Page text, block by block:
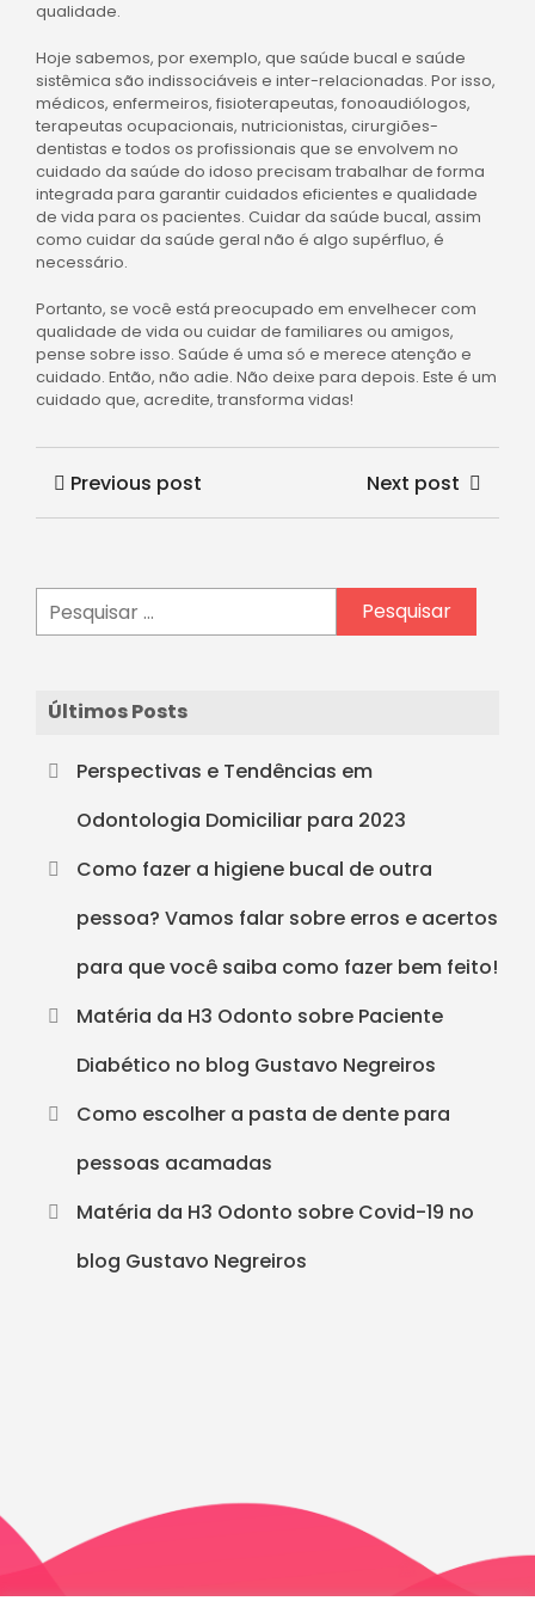
qualidade.
Hoje sabemos, por exemplo, que saúde bucal e saúde
sistêmica são indissociáveis e inter-relacionadas. Por isso,
médicos, enfermeiros, fisioterapeutas, fonoaudiólogos,
terapeutas ocupacionais, nutricionistas, cirurgiões-
dentistas e todos os profissionais que se envolvem no
cuidado da saúde do idoso precisam trabalhar de forma
integrada para garantir cuidados eficientes e qualidade
de vida para os pacientes. Cuidar da saúde bucal, assim
como cuidar da saúde geral não é algo supérfluo, é
necessário.
Portanto, se você está preocupado em envelhecer com
qualidade de vida ou cuidar de familiares ou amigos,
pense sobre isso. Saúde é uma só e merece atenção e
cuidado. Então, não adie. Não deixe para depois. Este é um
cuidado que, acredite, transforma vidas!
Previous post Next post
Últimos Posts
Perspectivas e Tendências em
Odontologia Domiciliar para 2023
Como fazer a higiene bucal de outra
pessoa? Vamos falar sobre erros e acertos
para que você saiba como fazer bem feito!
Matéria da H3 Odonto sobre Paciente
Diabético no blog Gustavo Negreiros
Como escolher a pasta de dente para
pessoas acamadas
Matéria da H3 Odonto sobre Covid-19 no
blog Gustavo Negreiros